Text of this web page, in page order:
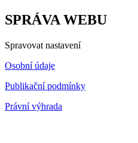
SPRÁVA WEBU
Spravovat nastavení
Osobní údaje
Publikační podmínky
Právní výhrada